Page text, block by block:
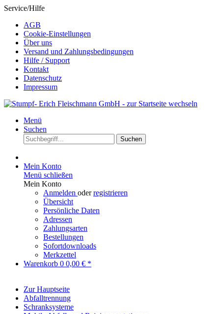
Service/Hilfe
AGB
Cookie-Einstellungen
Über uns
Versand und Zahlungsbedingungen
Hilfe / Support
Kontakt
Datenschutz
Impressum
Menü
Suchen
Suchen
Mein Konto
Menü schließen
Mein Konto
Anmelden oderregistrieren
Übersicht
Persönliche Daten
Adressen
Zahlungsarten
Bestellungen
Sofortdownloads
Merkzettel
Warenkorb 0 0,00 € *
Zur Hauptseite
Abfalltrennung
Schranksysteme